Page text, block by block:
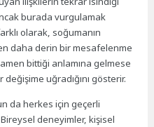
burada vurgulamak
olarak, soğumanın
daha derin bir mesafelenme
bittiği anlamına gelmese
uğradığını gösterir.
da herkes için geçerli
deneyimler, kişisel